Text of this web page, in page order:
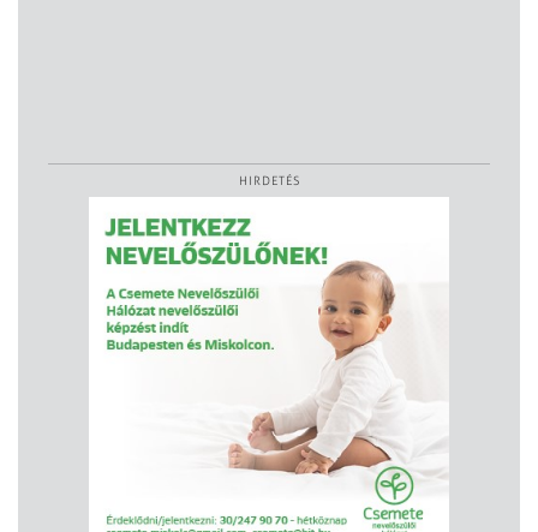
HIRDETÉS